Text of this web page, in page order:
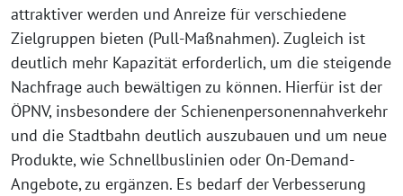
attraktiver werden und Anreize für verschiedene
Zielgruppen bieten (Pull-Maßnahmen). Zugleich ist
deutlich mehr Kapazität erforderlich, um die steigende
Nachfrage auch bewältigen zu können. Hierfür ist der
ÖPNV, insbesondere der Schienenpersonennahverkehr
und die Stadtbahn deutlich auszubauen und um neue
Produkte, wie Schnellbuslinien oder On-Demand-
Angebote, zu ergänzen. Es bedarf der Verbesserung